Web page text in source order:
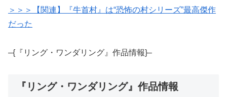
＞＞＞【関連】『牛首村』は“恐怖の村シリーズ”最高傑作
だった
–{『リング・ワンダリング』作品情報}–
『リング・ワンダリング』作品情報